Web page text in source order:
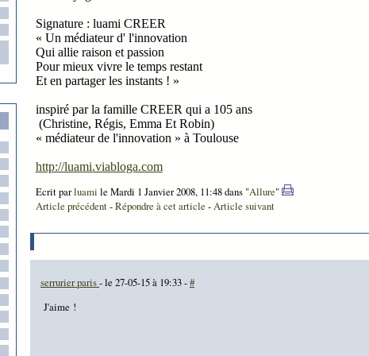
Signature : luami CREER
« Un médiateur d' l'innovation
Qui allie raison et passion
Pour mieux vivre le temps restant
Et en partager les instants ! »
inspiré par la famille CREER qui a 105 ans
(Christine, Régis, Emma Et Robin)
« médiateur de l'innovation » à Toulouse
http://luami.viabloga.com
Ecrit parluami le Mardi 1 Janvier 2008, 11:48 dans "Allure"
Article précédent-Répondre à cet article -Article suivant
serrurier paris- le 27-05-15 à 19:33 -#
J'aime !